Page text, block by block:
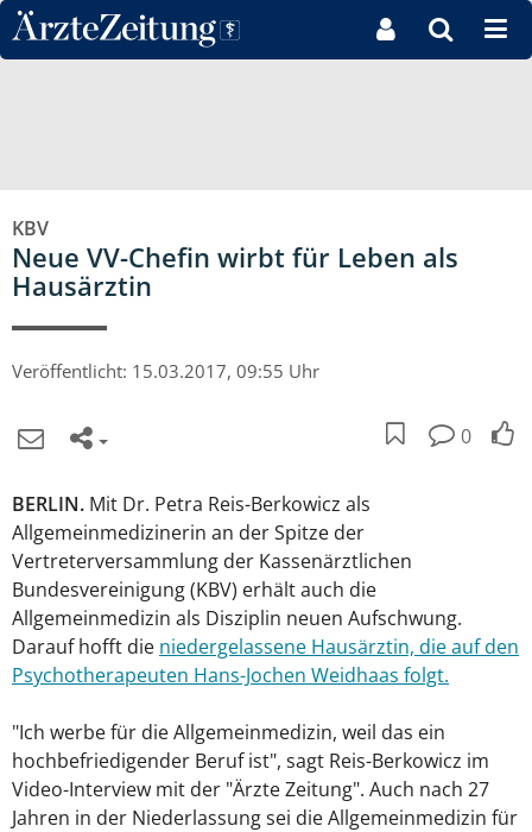
Direkt zum Inhaltsbereich
KBV
Neue VV-Chefin wirbt für Leben als
Hausärztin
Veröffentlicht: 15.03.2017, 09:55 Uhr
0
BERLIN. Mit Dr. Petra Reis-Berkowicz als
Allgemeinmedizinerin an der Spitze der
Vertreterversammlung der Kassenärztlichen
Bundesvereinigung (KBV) erhält auch die
Allgemeinmedizin als Disziplin neuen Aufschwung.
Darauf hofft die niedergelassene Hausärztin, die auf den
Psychotherapeuten Hans-Jochen Weidhaas folgt.
"Ich werbe für die Allgemeinmedizin, weil das ein
hochbefriedigender Beruf ist", sagt Reis-Berkowicz im
Video-Interview mit der "Ärzte Zeitung". Auch nach 27
Jahren in der Niederlassung sei die Allgemeinmedizin für